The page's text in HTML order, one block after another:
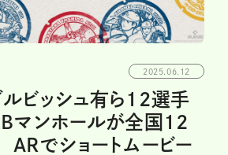
2025.06.12
ルビッシュ有ら12選手
マンホールが全国12
でショートムービー